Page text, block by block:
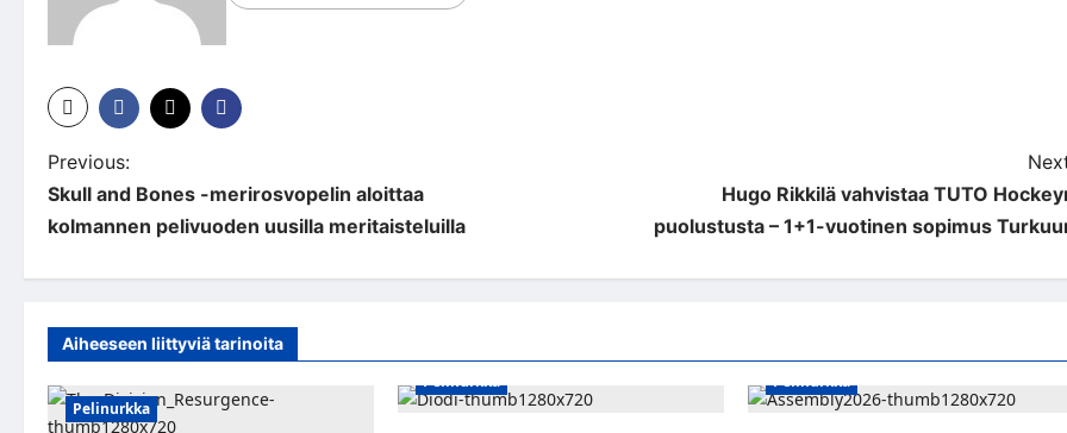
P
o
n
a
v
Previous:
Skull and Bones -merirosvopelin aloittaa
kolmannen pelivuoden uusilla meritaisteluilla
Hugo Rikkilä vahvistaa TUTO
puolustusta – 1+1-vuotinen sopimus
Aiheeseen liittyviä tarinoita
Pelinurkka
Pelinurkka Pelinurkka